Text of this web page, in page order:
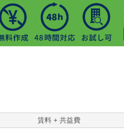
賃料 + 共益費